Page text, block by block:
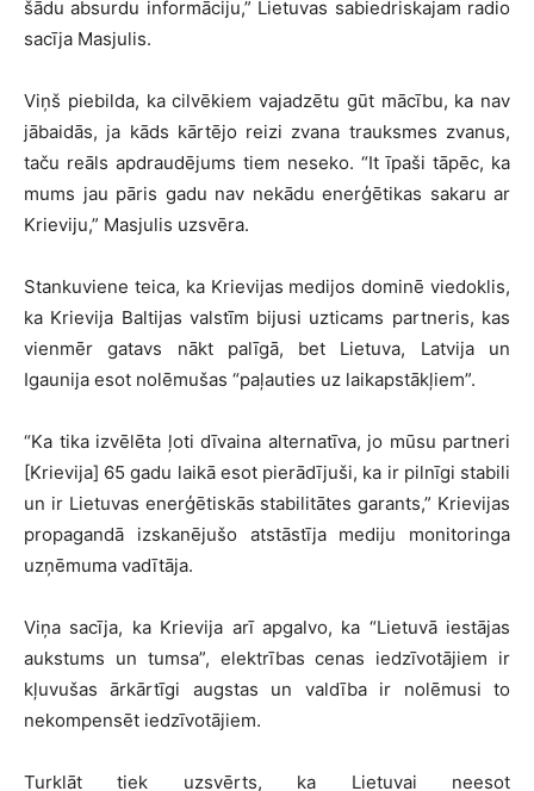
šādu absurdu informāciju,” Lietuvas sabiedriskajam radio
sacīja Masjulis.
Viņš piebilda, ka cilvēkiem vajadzētu gūt mācību, ka nav
jābaidās, ja kāds kārtējo reizi zvana trauksmes zvanus,
taču reāls apdraudējums tiem neseko. “It īpaši tāpēc, ka
mums jau pāris gadu nav nekādu enerģētikas sakaru ar
Krieviju,” Masjulis uzsvēra.
Stankuviene teica, ka Krievijas medijos dominē viedoklis,
ka Krievija Baltijas valstīm bijusi uzticams partneris, kas
vienmēr gatavs nākt palīgā, bet Lietuva, Latvija un
Igaunija esot nolēmušas “paļauties uz laikapstākļiem”.
“Ka tika izvēlēta ļoti dīvaina alternatīva, jo mūsu partneri
[Krievija] 65 gadu laikā esot pierādījuši, ka ir pilnīgi stabili
un ir Lietuvas enerģētiskās stabilitātes garants,” Krievijas
propagandā izskanējušo atstāstīja mediju monitoringa
uzņēmuma vadītāja.
Viņa sacīja, ka Krievija arī apgalvo, ka “Lietuvā iestājas
aukstums un tumsa”, elektrības cenas iedzīvotājiem ir
kļuvušas ārkārtīgi augstas un valdība ir nolēmusi to
nekompensēt iedzīvotājiem.
Turklāt tiek uzsvērts, ka Lietuvai neesot